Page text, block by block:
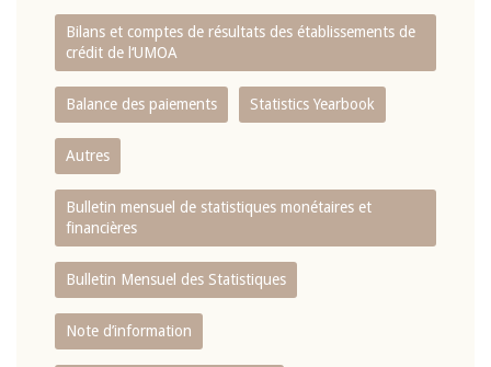
Bilans et comptes de résultats des établissements de
crédit de l‘UMOA
Balance des paiements Statistics Yearbook
Autres
Bulletin mensuel de statistiques monétaires et
financières
Bulletin Mensuel des Statistiques
Note d’information